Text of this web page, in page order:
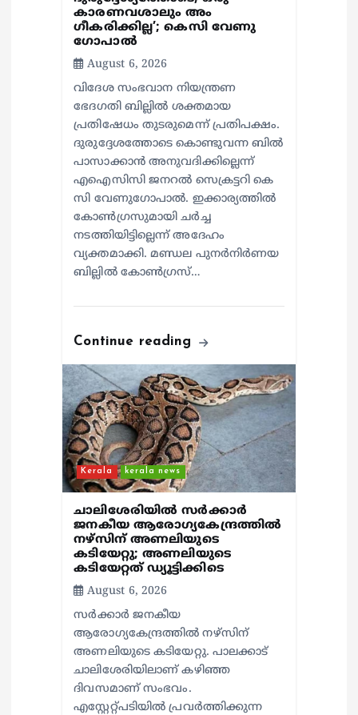
കാരണവശാലും അം​
ഗീകരിക്കില്ല’; കെസി വേണു​
ഗോപാൽ
August 6, 2026
വിദേശ സംഭവാന നിയന്ത്രണ
ഭേദഗതി ബില്ലിൽ ശക്തമായ
പ്രതിഷേധം തുടരുമെന്ന് പ്രതിപക്ഷം.
ദുരുദ്ദേശത്തോടെ കൊണ്ടുവന്ന ബിൽ
പാസാക്കാൻ അനുവദിക്കില്ലെന്ന്
എഐസിസി ജനറൽ സെക്രട്ടറി കെ
സി വേണുഗോപാൽ. ഇക്കാര്യത്തിൽ
കോൺഗ്രസുമായി ചർച്ച
നടത്തിയിട്ടില്ലെന്ന് അദേഹം
വ്യക്തമാക്കി. മണ്ഡല പുനർനിർണയ
ബില്ലിൽ കോൺഗ്രസ്…
Continue reading
Kerala kerala news
ചാലിശേരിയില്‍ സര്‍ക്കാര്‍
ജനകീയ ആരോഗ്യകേന്ദ്രത്തില്‍
നഴ്സിന് അണലിയുടെ
കടിയേറ്റു; അണലിയുടെ
കടിയേറ്റത് ഡ്യൂട്ടിക്കിടെ
August 6, 2026
സര്‍ക്കാര്‍ ജനകീയ
ആരോഗ്യകേന്ദ്രത്തില്‍ നഴ്സിന്
അണലിയുടെ കടിയേറ്റു. പാലക്കാട്
ചാലിശേരിയിലാണ് കഴിഞ്ഞ
ദിവസമാണ് സംഭവം.
എസ്റ്റേറ്റ്പടിയില്‍ പ്രവര്‍ത്തിക്കുന്ന